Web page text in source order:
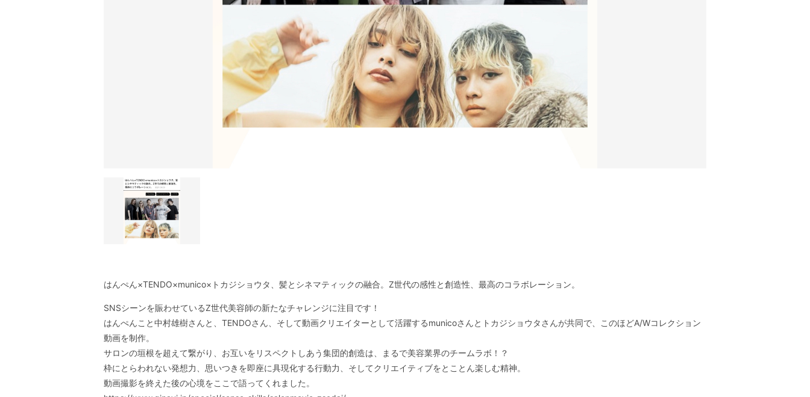
はんぺん×TENDO×munico×トカジショウタ、髪とシネマティックの融合。Z世代の感性と創造性、最高のコラボレーション。
SNSシーンを賑わせているZ世代美容師の新たなチャレンジに注目です！
はんぺんこと中村雄樹さんと、TENDOさん、そして動画クリエイターとして活躍するmunicoさんとトカジショウタさんが共同で、このほどA/Wコレクション
動画を制作。
サロンの垣根を超えて繋がり、お互いをリスペクトしあう集団的創造は、まるで美容業界のチームラボ！？
枠にとらわれない発想力、思いつきを即座に具現化する行動力、そしてクリエイティブをとことん楽しむ精神。
動画撮影を終えた後の心境をここで語ってくれました。